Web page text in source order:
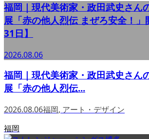
福岡｜現代美術家・政田武史さん
展「赤の他人烈伝 まぜろ安全！」
31日】
2026.08.06
福岡｜現代美術家・政田武史さん
展「赤の他人烈伝...
2026.08.06福岡, アート・デザイン
福岡